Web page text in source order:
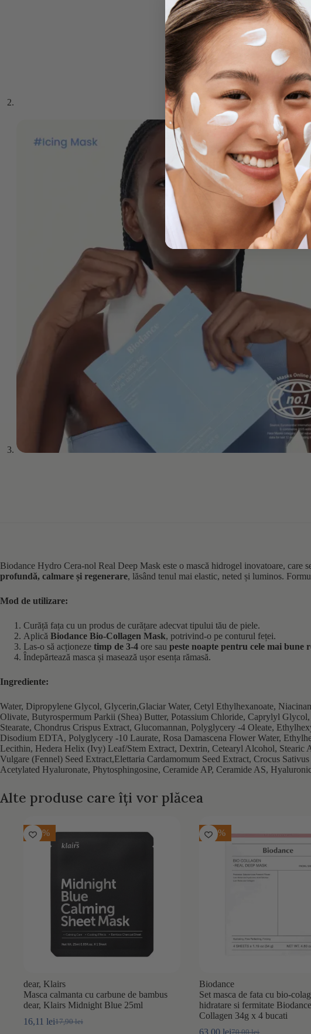
Biodance Hydro Cera-nol Real Deep Mask este o mască hidrogel inovatoare, care
profundă, calmare și regenerare, lăsând tenul mai elastic, neted și luminos.
Mod de utilizare:
Curăță fața cu un produs de curățare adecvat tipului tău de piele.
Aplică Biodance Bio-Collagen Mask, potrivind-o pe conturul feței.
Las-o să acționeze timp de 3-4 ore sau peste noapte pentru cele mai bune
Îndepărtează masca și masează ușor esența rămasă.
Ingrediente:
Water, Dipropylene Glycol, Glycerin,Glaciar Water, Cetyl Ethylhexanoate,
Olivate, Butyrospermum Parkii (Shea) Butter, Potassium Chloride, Caprylyl
Stearate, Chondrus Crispus Extract, Glucomannan, Polyglycery -4 Oleate,
Disodium EDTA, Polyglycery -10 Laurate, Rosa Damascena Flower Water,
Lecithin, Hedera Helix (Ivy) Leaf/Stem Extract, Dextrin, Cetearyl Alcohol,
Vulgare (Fennel) Seed Extract,Elettaria Cardamomum Seed Extract, Crocus
Acetylated Hyaluronate, Phytosphingosine, Ceramide AP, Ceramide AS,
Alte produse care îți vor plăcea
-10%
dear, Klairs
Masca calmanta cu carbune de bambus
dear, Klairs Midnight Blue 25ml
17,90lei
Prețul
16,11 leiPrețul
-10%
Biodance
Set masca de fata cu bio-
hidratare si fermitate
Collagen 34g x 4 bucati
70,00lei